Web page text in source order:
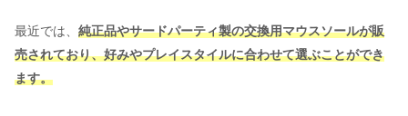
最近では、 純正品やサードパーティ製の交換用マウスソールが販
売されており、好みやプレイスタイルに合わせて選ぶことができ
ます。